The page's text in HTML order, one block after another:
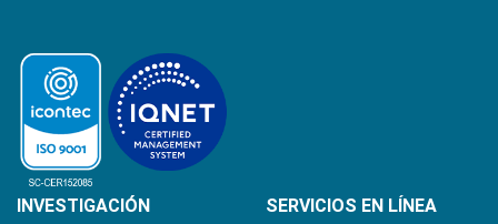
INVESTIGACIÓN SERVICIOS EN LÍNEA